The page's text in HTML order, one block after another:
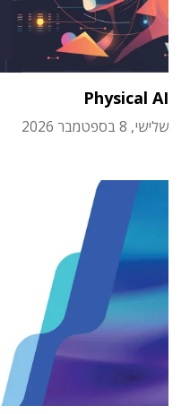
Physical AI
שלישי, 8 בספטמבר 2026